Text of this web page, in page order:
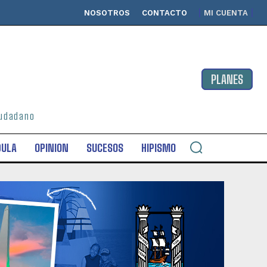
NOSOTROS CONTACTO MI CUENTA
PLANES
OPINION SUCESOS HIPISMO